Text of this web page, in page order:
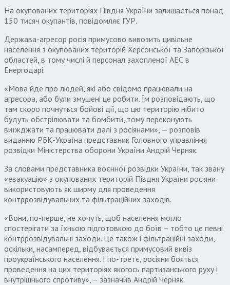
На окупованих територіях Півдня України залишається понад
150 тисяч окупантів, повідомляє ГУР.
Держава-агресор росія примусово вивозить цивільне
населення з окупованих територій Херсонської та Запорізької
областей, в тому числі й персонал захопленої АЕС в
Енергодарі.
«Мова йде про людей, які або свідомо працювали на
агресора, або були змушені це робити. Їм розповідають, що
там скоро почнуться бойові дії, що цю територію нібито
будуть обстрілювати та бомбити, тому переконують
виїжджати та працювати далі з росіянами», — розповів
виданню РБК-Україна представник Головного управління
розвідки Міністерства оборони України Андрій Черняк.
За словами представника воєнної розвідки України, так звану
«евакуацію» з окупованих територій Півдня України росіяни
використовують як ширму для проведення
контррозвідувальних та фільтраційних заходів.
«Вони, по-перше, не хочуть, щоб населення могло
спостерігати за їхньою підготовкою до боїв – тобто це певні
контррозвідувальні заходи. Це також і фільтраційні заходи,
оскільки, насамперед, відбувається примусовий вивіз
проукраїнського населення. І по-третє, росіяни бояться
проведення на цих територіях якогось партизанського руху і
внутрішнього спротиву», – зазначив Андрій Черняк.